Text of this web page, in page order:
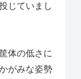
じていまし
体の低さに
がみな姿勢